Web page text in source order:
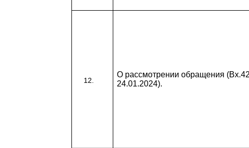
О рассмотрении обращения
24.01.2024).